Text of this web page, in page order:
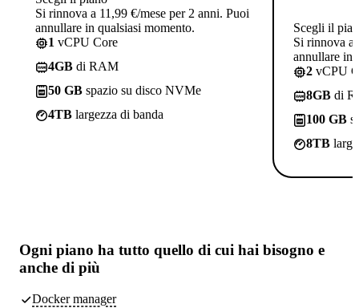
Si rinnova a 11,99 €/mese per 2 anni. Puoi
annullare in qualsiasi momento.
1 vCPU Core
4GB di RAM
50 GB spazio su disco NVMe
4TB largezza di banda
Scegli il
Si rinnova a
annullare in
2 vCPU
8GB di
100 GB
8TB
Ogni piano ha tutto quello di cui hai bisogno e
anche di più
Docker manager